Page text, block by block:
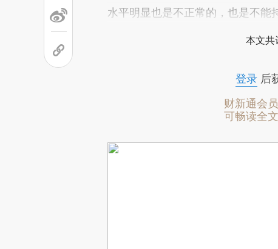
水平明显也是不正常的，也是不能
本文共
登录后
财新通会员
可畅读全文